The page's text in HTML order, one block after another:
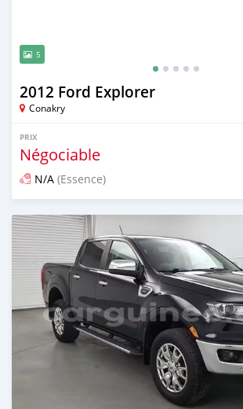
5
2012 Ford Explorer
Conakry
PRIX
Négociable
N/A (Essence)
Publié il y a 5 mois